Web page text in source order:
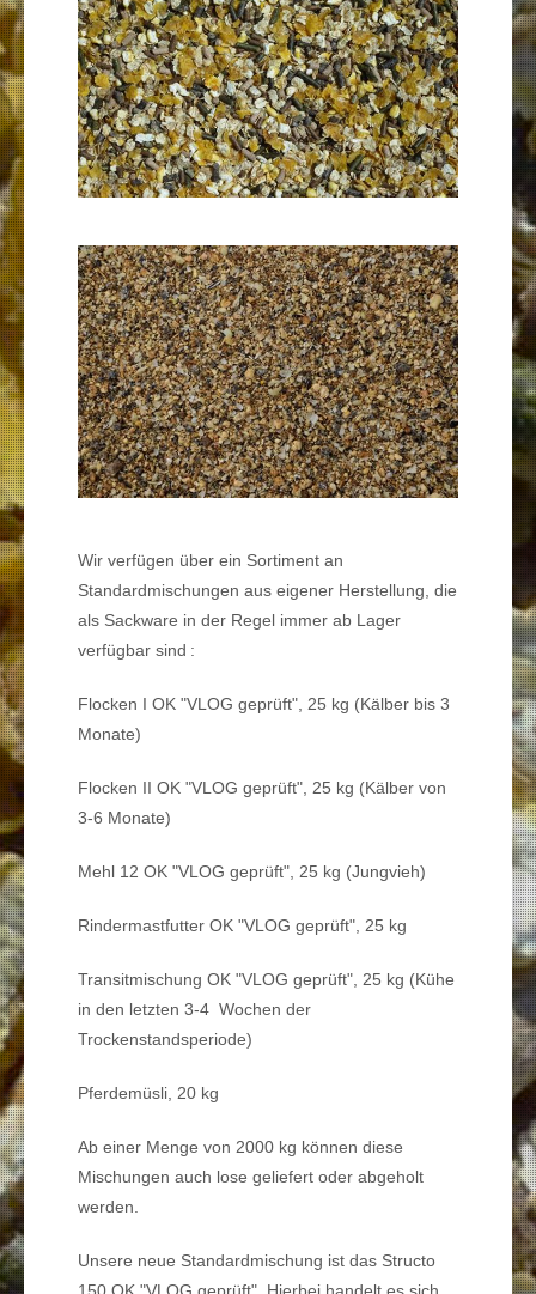
Vitamine & Mineralien
Weitere Futtermittel
Wir verfügen über ein Sortiment an
Standardmischungen aus eigener Herstellung, die
als Sackware in der Regel immer ab Lager
verfügbar sind :
Flocken I OK "VLOG geprüft", 25 kg (Kälber bis 3
Monate)
Flocken II OK "VLOG geprüft", 25 kg (Kälber von
3-6 Monate)
Mehl 12 OK "VLOG geprüft", 25 kg (Jungvieh)
Rindermastfutter OK "VLOG geprüft", 25 kg
Transitmischung OK "VLOG geprüft", 25 kg (Kühe
in den letzten 3-4 Wochen der
Trockenstandsperiode)
Pferdemüsli, 20 kg
Ab einer Menge von 2000 kg können diese
Mischungen auch lose geliefert oder abgeholt
werden.
Unsere neue Standardmischung ist das Structo